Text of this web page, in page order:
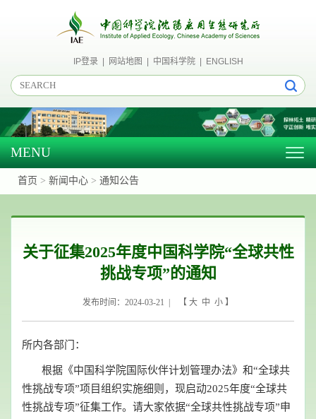
IP登录| 网站地图 中国科学院| ENGLISH
MENU
首页 > 新闻中心 > 通知公告
关于征集2025年度中国科学院“全球共性
挑战专项”的通知
发布时间：2024-03-21 | 【 大 中 小 】
所内各部门：
根据《中国科学院国际伙伴计划管理办法》和“全球共
性挑战专项”项目组织实施细则，现启动2025年度“全球共
性挑战专项”征集工作。请大家依据“全球共性挑战专项”申